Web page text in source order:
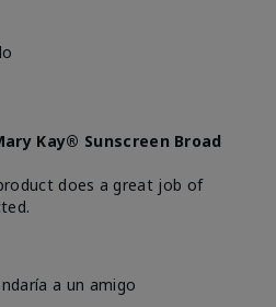
Kay® Sunscreen Broad
does a great job of
a un amigo